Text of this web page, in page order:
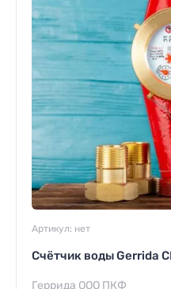
Артикул: нет
Счётчик воды Gerrida
Геррида ООО ПКФ